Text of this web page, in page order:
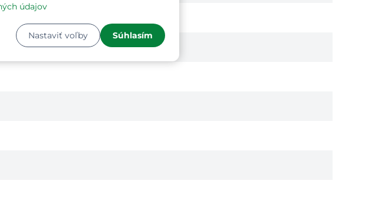
údajov
Nastaviť voľby Súhlasím